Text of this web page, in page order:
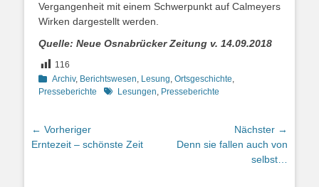
Vergangenheit mit einem Schwerpunkt auf Calmeyers
Wirken dargestellt werden.
Quelle: Neue Osnabrücker Zeitung v. 14.09.2018
116
Kategorien
Archiv, Berichtswesen, Lesung, Ortsgeschichte,
Presseberichte
Schlagworte
Lesungen, Presseberichte
Beitragsnavigation
← Vorheriger
Vorheriger
Erntezeit – schönste Zeit
Nächster →
Nächster
Denn sie fallen auch von
selbst…